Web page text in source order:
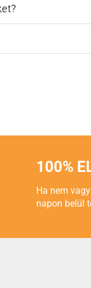
100%
Ha nem
napon belül